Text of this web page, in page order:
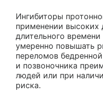
Ингибиторы
применении высоких
длительного
умеренно повышать
переломов
и позвоночника
людей или при
риска.